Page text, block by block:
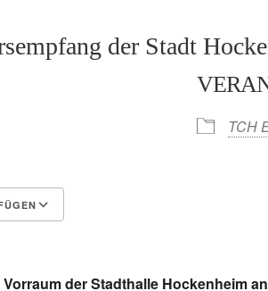
der Stadt
TCH
der Stadthalle Hockenheim